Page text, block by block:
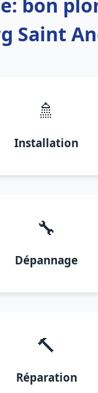
Saint
🚿
Installation
🔧
Dépannage
🔨
Réparation